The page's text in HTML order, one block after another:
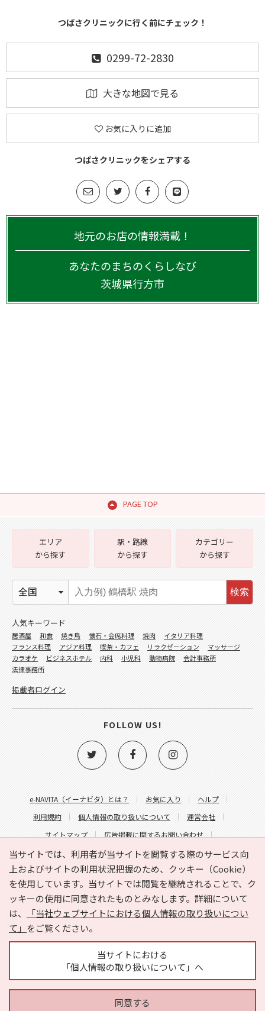
つばさクリニックに行く前にチェック！
0299-72-2830
大きな地図で見る
お気に入りに追加
つばさクリニックをシェアする
地元のお店の情報満載！
あなたのまちのくらしなび
茨城県行方市
PAGE TOP
当サイトでは、利用者が当サイトを閲覧する際のサービス向
上およびサイトの利用状況把握のため、クッキー（Cookie）
を使用しています。当サイトでは閲覧を継続されることで、ク
ッキーの使用に同意されたものとみなします。詳細について
は、
「当社ウェブサイトにおける個人情報の取り扱いについ
て」 をご覧ください。
当サイトにおける
「個人情報の取り扱いについて」へ
同意する
e-NAVITA（イーナビタ）とは？ お気に入り
ヘルプ
利用規約
個人情報の取り扱いについて
運営会社
サイトマップ
広告掲載に関するお問い合わせ
サイトの内容に関するお問い合わせ
エリア
から探す
駅・路線
から探す
カテゴリー
から探す
検索
人気キーワード
居酒屋 和食 焼き鳥 懐石・会席料理 焼肉
イタリア料理
フランス料理
アジア料理 喫茶・カフェ リラクゼーション
マッサージ
カラオケ
ビジネスホテル 内科 小児科 動物病院
会計事務所
法律事務所
掲載者ログイン
FOLLOW US!
Copyright © HYOJITO.Co.,Ltd. All Rights Reserved.